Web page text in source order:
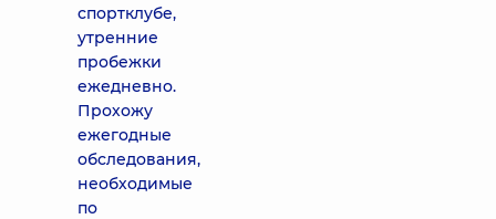
спортклубе,
утренние
пробежки
ежедневно.
Прохожу
ежегодные
обследования,
необходимые
по